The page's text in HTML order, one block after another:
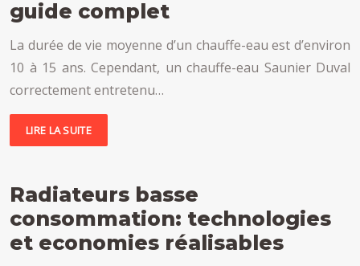
guide complet
La durée de vie moyenne d’un chauffe-eau est d’environ
10 à 15 ans. Cependant, un chauffe-eau Saunier Duval
correctement entretenu…
LIRE LA SUITE
Radiateurs basse
consommation: technologies
et economies réalisables